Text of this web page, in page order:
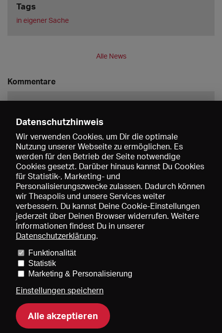
Tags
in eigener Sache
Alle News
Kommentare
Speichern
Preise und Mitgliedschaften
Mediadaten
Über uns Impressum
DE
Datenschutzhinweis
Wir verwenden Cookies, um Dir die optimale
Nutzung unserer Webseite zu ermöglichen. Es
werden für den Betrieb der Seite notwendige
Cookies gesetzt. Darüber hinaus kannst Du Cookies
für Statistik-, Marketing- und
Personalisierungszwecke zulassen. Dadurch können
wir Theapolis und unsere Services weiter
verbessern. Du kannst Deine Cookie-Einstellungen
jederzeit über Deinen Browser widerrufen. Weitere
Informationen findest Du in unserer
Datenschutzerklärung.
Funktionalität
Statistik
Marketing & Personalisierung
Einstellungen speichern
Alle akzeptieren